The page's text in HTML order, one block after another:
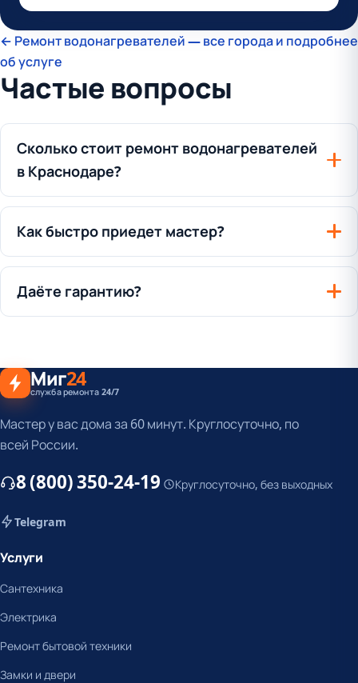
← Ремонт водонагревателей — все города и подробнее
об услуге
Частые вопросы
Сколько стоит ремонт водонагревателей
в Краснодаре?
Как быстро приедет мастер?
Даёте гарантию?
Миг24
служба ремонта 24/7
Мастер у вас дома за 60 минут. Круглосуточно, по
всей России.
8 (800) 350-24-19 Круглосуточно, без выходных
Telegram
Услуги
Сантехника
Электрика
Ремонт бытовой техники
Замки и двери